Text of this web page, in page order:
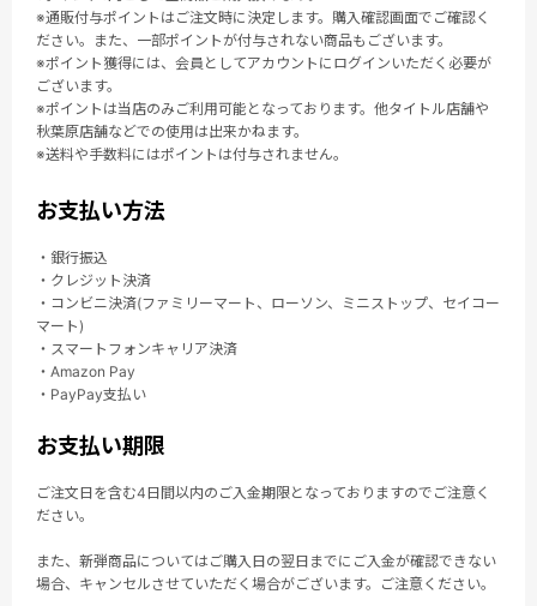
※通販付与ポイントはご注文時に決定します。購入確認画面でご確認く
ださい。また、一部ポイントが付与されない商品もございます。
※ポイント獲得には、会員としてアカウントにログインいただく必要が
ございます。
※ポイントは当店のみご利用可能となっております。他タイトル店舗や
秋葉原店舗などでの使用は出来かねます。
※送料や手数料にはポイントは付与されません。
お支払い方法
・銀行振込
・クレジット決済
・コンビニ決済(ファミリーマート、ローソン、ミニストップ、セイコー
マート)
・スマートフォンキャリア決済
・Amazon Pay
・PayPay支払い
お支払い期限
ご注文日を含む4日間以内のご入金期限となっておりますのでご注意く
ださい。
また、新弾商品についてはご購入日の翌日までにご入金が確認できない
場合、キャンセルさせていただく場合がございます。ご注意ください。